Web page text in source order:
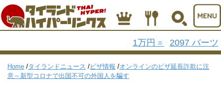
1万円 = 2097 バーツ
Home /タイランドニュース /ビザ情報 /オンラインのビザ延長詐欺に注
意～新型コロナで出国不可の外国人を騙す